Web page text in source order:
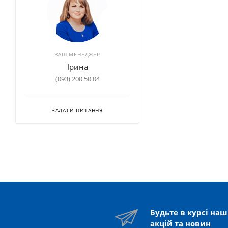
ВАШ МЕНЕДЖЕР
Ірина
(093) 200 50 04
ЗАДАТИ ПИТАННЯ
Будьте в курсі
акцій та новин